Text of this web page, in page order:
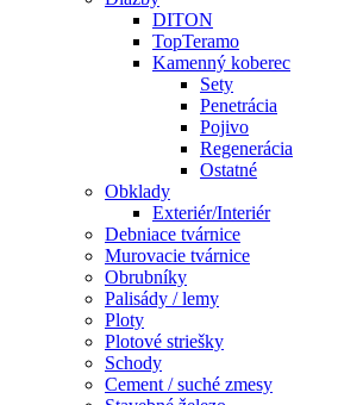
DITON
TopTeramo
Kamenný koberec
Sety
Penetrácia
Pojivo
Regenerácia
Ostatné
Obklady
Exteriér/Interiér
Debniace tvárnice
Murovacie tvárnice
Obrubníky
Palisády / lemy
Ploty
Plotové striešky
Schody
Cement / suché zmesy